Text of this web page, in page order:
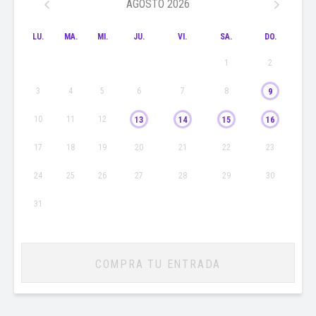
Traducción: Pablo Schwarz
Mapping: Matías Carvajal
Composición musical y diseño sonoro: Alejandro Miranda
Asistente de producción: Javiera Dossetto
Asistente de escenografía e iluminación: Manuel Morgado
AGOSTO 2026
LU. MA. MI. JU. VI. SA. DO.
1 2
3 4 5 6 7 8 9
10 11 12 13 14 15 16
17 18 19 20 21 22 23
24 25 26 27 28 29 30
31
COMPRA TU ENTRADA